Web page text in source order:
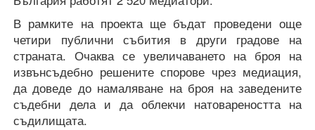
В рамките на проекта ще бъдат проведени още
четири публични събития в други градове на
страната. Очаква се увеличаването на броя на
извънсъдебно решените спорове чрез медиация,
да доведе до намаляване на броя на заведените
съдебни дела и да облекчи натовареността на
съдилищата.